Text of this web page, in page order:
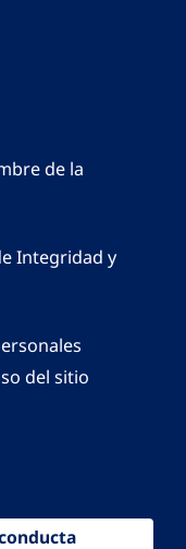
de la
Integridad y
del sitio